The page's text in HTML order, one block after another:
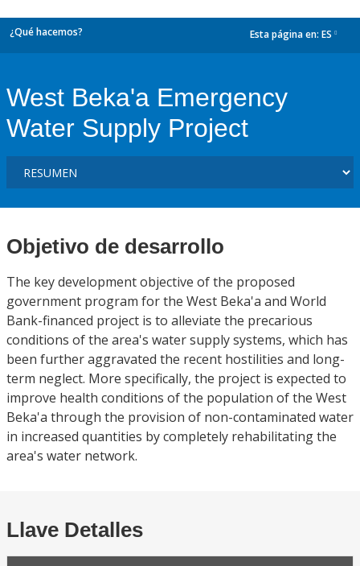
¿Qué hacemos? Esta página en: ES
West Beka'a Emergency
Water Supply Project
Objetivo de desarrollo
The key development objective of the proposed
government program for the West Beka'a and World
Bank-financed project is to alleviate the precarious
conditions of the area's water supply systems, which has
been further aggravated the recent hostilities and long-
term neglect. More specifically, the project is expected to
improve health conditions of the population of the West
Beka'a through the provision of non-contaminated water
in increased quantities by completely rehabilitating the
area's water network.
Llave Detalles